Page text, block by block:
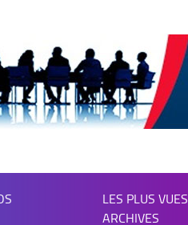
LES PLUS VUES
ARCHIVES